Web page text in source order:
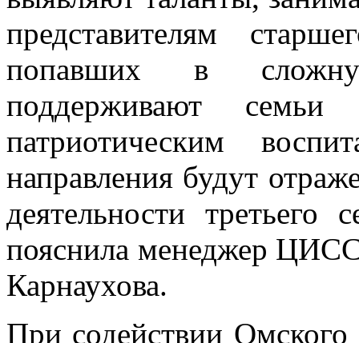
представителям
попавших в
поддерживают
патриотическим
направления будут
деятельности
пояснила менеджер ЦИСС
Карнаухова.
При содействии